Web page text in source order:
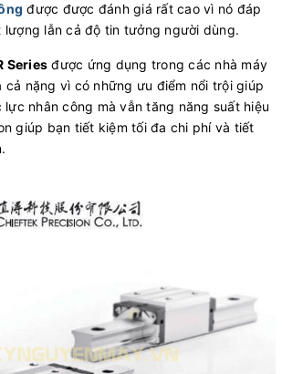
được được đánh giá rất cao vì nó đáp
lẫn cả độ tin tưởng người dùng.
Series được ứng dụng trong các nhà máy
cả nặng vì có những ưu điểm nổi trội giúp
nhân công mà vẫn tăng năng suất hiệu
giúp bạn tiết kiệm tối đa chi phí và tiết